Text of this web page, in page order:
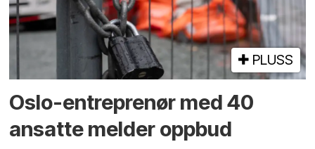
PLUSS
Oslo-entreprenør med 40
ansatte melder oppbud